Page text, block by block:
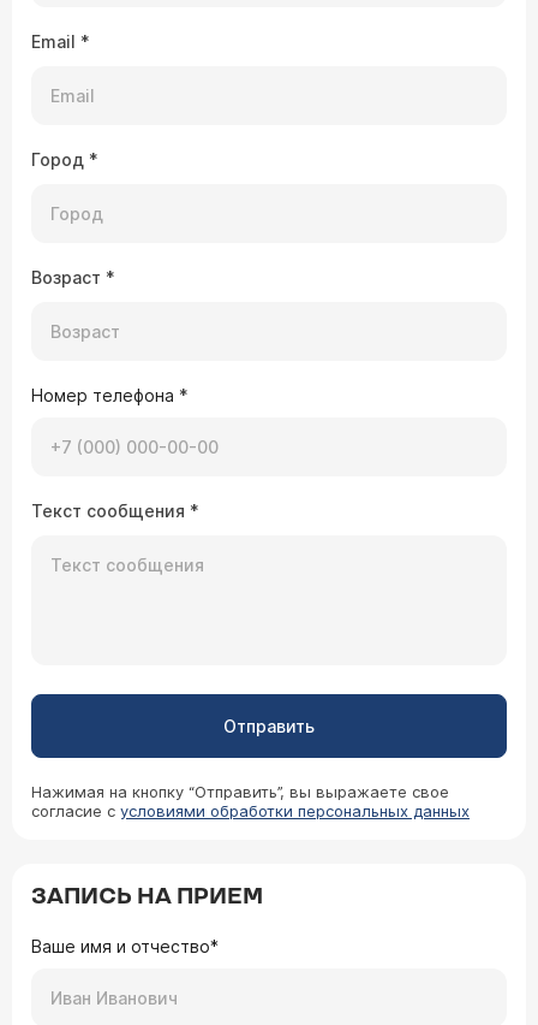
Email *
Город *
Возраст *
Номер телефона *
Текст сообщения *
Отправить
Нажимая на кнопку “Отправить”, вы выражаете свое
согласие с условиями обработки персональных данных
ЗАПИСЬ НА ПРИЕМ
Ваше имя и отчество*